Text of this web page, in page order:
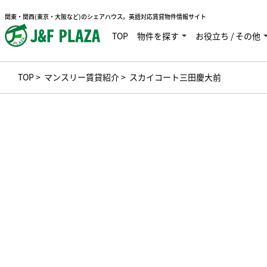
関東・関西(東京・大阪など)のシェアハウス。英語対応賃貸物件情報サイト
TOP 物件を探す お役立ち / その他
TOP> マンスリー賃貸紹介> スカイコート三田慶大前